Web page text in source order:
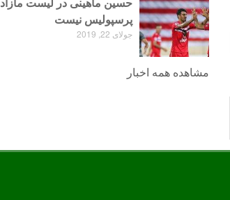
پرسپولیس نیست
جولای 22, 2019
مشاهده همه اخبار